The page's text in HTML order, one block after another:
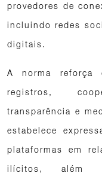
provedores de
incluindo redes
digitais.
A norma reforça
registros,
transparência e
estabelece
plataformas em
ilícitos, além